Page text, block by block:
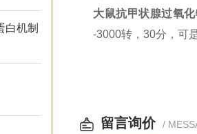
白机制
大鼠抗甲状腺过氧
-3000转，30分，可
留言询价 /